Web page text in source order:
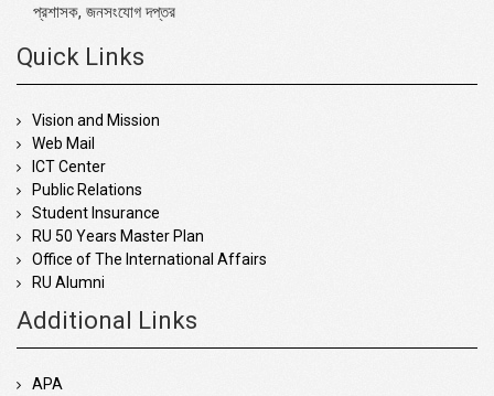
প্রশাসক, জনসংযোগ দপ্তর
Quick Links
Vision and Mission
Web Mail
ICT Center
Public Relations
Student Insurance
RU 50 Years Master Plan
Office of The International Affairs
RU Alumni
Additional Links
APA